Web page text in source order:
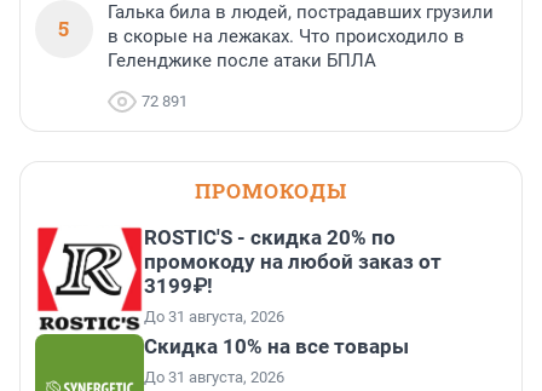
5
Галька била в людей, пострадавших грузили
в скорые на лежаках. Что происходило в
Геленджике после атаки БПЛА
72 891
ПРОМОКОДЫ
ROSTIC'S - скидка 20% по
промокоду на любой заказ от
3199₽!
До 31 августа, 2026
Скидка 10% на все товары
До 31 августа, 2026